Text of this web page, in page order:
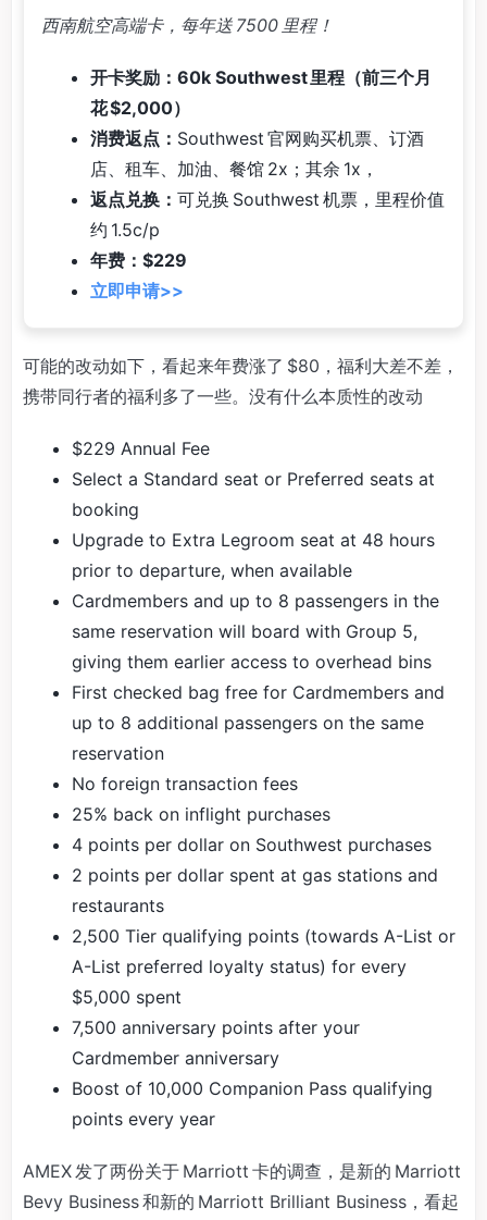
西南航空高端卡，每年送 7500 里程！
开卡奖励：60k Southwest 里程（前三个月
花 $2,000）
消费返点： Southwest 官网购买机票、订酒
店、租车、加油、餐馆 2x；其余 1x，
返点兑换： 可兑换 Southwest 机票，里程价值
约 1.5c/p
年费：$229
立即申请>>
可能的改动如下，看起来年费涨了 $80，福利大差不差，
携带同行者的福利多了一些。没有什么本质性的改动
$229 Annual Fee
Select a Standard seat or Preferred seats at
booking
Upgrade to Extra Legroom seat at 48 hours
prior to departure, when available
Cardmembers and up to 8 passengers in the
same reservation will board with Group 5,
giving them earlier access to overhead bins
First checked bag free for Cardmembers and
up to 8 additional passengers on the same
reservation
No foreign transaction fees
25% back on inflight purchases
4 points per dollar on Southwest purchases
2 points per dollar spent at gas stations and
restaurants
2,500 Tier qualifying points (towards A-List or
A-List preferred loyalty status) for every
$5,000 spent
7,500 anniversary points after your
Cardmember anniversary
Boost of 10,000 Companion Pass qualifying
points every year
AMEX 发了两份关于 Marriott 卡的调查，是新的 Marriott
Bevy Business 和新的 Marriott Brilliant Business，看起